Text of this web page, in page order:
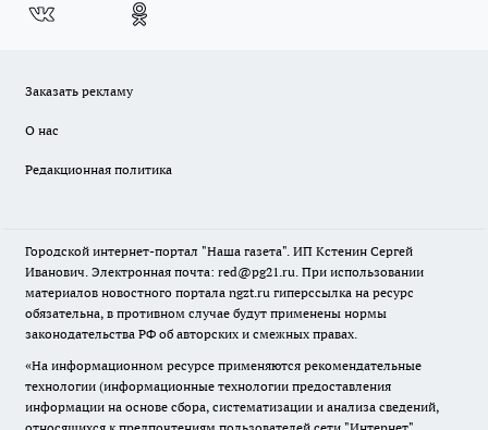
Заказать рекламу
О нас
Редакционная политика
Городской интернет-портал "Наша газета". ИП Кстенин Сергей
Иванович. Электронная почта: red@pg21.ru. При использовании
материалов новостного портала ngzt.ru гиперссылка на ресурс
обязательна, в противном случае будут применены нормы
законодательства РФ об авторских и смежных правах.
«На информационном ресурсе применяются рекомендательные
технологии (информационные технологии предоставления
информации на основе сбора, систематизации и анализа сведений,